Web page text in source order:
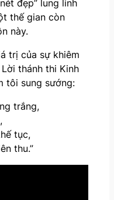
đẹp” lung linh
thế gian còn
này.
trị của sự khiêm
thánh thi Kinh
tôi sung sướng:
trắng,
tục,
thu.”